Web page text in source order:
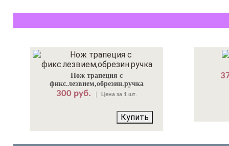
Нож трапеция с
фикс.лезвием,обрезин.ручка
300 руб. Цена за 1 шт.
Купить